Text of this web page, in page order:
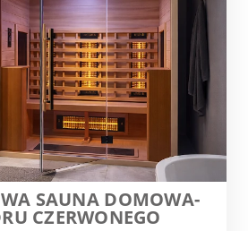
SAUNA DOMOWA-
CZERWONEGO